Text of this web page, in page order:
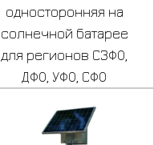
односторонняя на
солнечной батарее
для регионов СЗФО,
ДФО, УФО, СФО